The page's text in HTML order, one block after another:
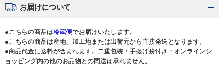
お届けについて
●こちらの商品は冷蔵便でお届けいたします。
●こちらの商品は産地、加工地または出荷元から直接発送となります。
●商品代金に送料が含まれます。二重包装・手提げ袋付き・オンラインシ
ョッピング内の他のお品物との同送は承れません。